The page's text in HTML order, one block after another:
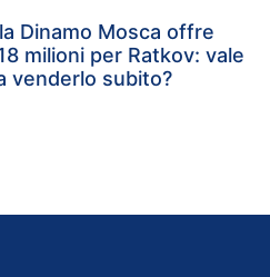
Dinamo Mosca offre
milioni per Ratkov: vale
venderlo subito?